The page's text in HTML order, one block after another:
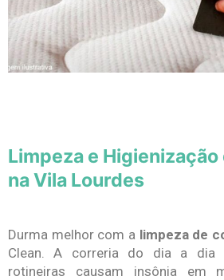
Limpeza e
na Vila Lourdes
Durma melhor com a limpeza de
Clean. A correria do dia a dia
rotineiras causam insônia em